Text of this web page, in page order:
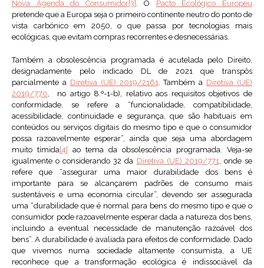
Nova Agenda do Consumidor[3] . O Pacto Ecológico Europeu
pretende que a Europa seja o primeiro continente neutro do ponto de
vista carbónico em 2050, o que passa por tecnologias mais
ecológicas, que evitam compras recorrentes e desnecessárias.
Também a obsolescência programada é acutelada pelo Direito,
designadamente pelo indicado DL de 2021 que transpôs
parcialmente a Diretiva (UE) 2019/2161. Também a Diretiva (UE)
2019/770, no artigo 8.º-1-b), relativo aos requisitos objetivos de
conformidade, se refere a “funcionalidade, compatibilidade,
acessibilidade, continuidade e segurança, que são habituais em
conteúdos ou serviços digitais do mesmo tipo e que o consumidor
possa razoavelmente esperar”, ainda que seja uma abordagem
muito tímida[4]
ao tema da obsolescência programada. Veja-se
igualmente o considerando 32 da Diretiva (UE) 2019/771, onde se
refere que “assegurar uma maior durabilidade dos bens é
importante para se alcançarem padrões de consumo mais
sustentáveis e uma economia circular”, devendo ser assegurada
uma “durabilidade que é normal para bens do mesmo tipo e que o
consumidor pode razoavelmente esperar dada a natureza dos bens,
incluindo a eventual necessidade de manutenção razoável dos
bens”. A durabilidade é avaliada para efeitos de conformidade. Dado
que vivemos numa sociedade altamente consumista, a UE
reconhece que a transformação ecológica é indissociável da